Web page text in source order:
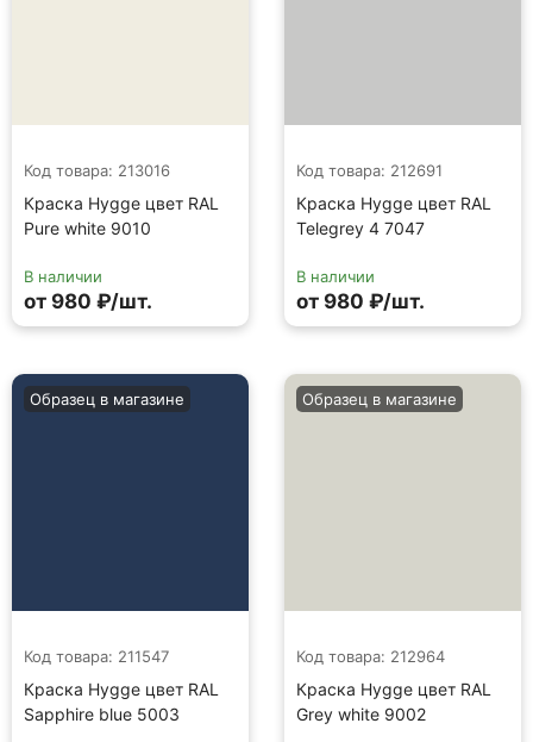
Код товара: 213016
Краска Hygge цвет RAL
Pure white 9010
В наличии
от 980 ₽/шт.
Код товара: 212691
Краска Hygge цвет RAL
Telegrey 4 7047
В наличии
от 980 ₽/шт.
Код товара: 211547
Краска Hygge цвет RAL
Sapphire blue 5003
Образец в магазине
Код товара: 212964
Краска Hygge цвет RAL
Grey white 9002
Образец в магазине